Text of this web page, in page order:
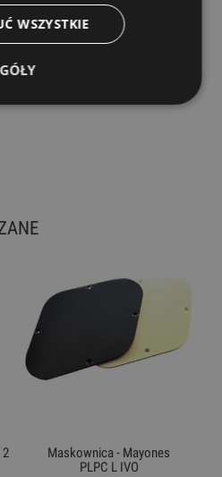
2
Maskownica - Mayones
PLPC L IVO
WSZYSTKIE